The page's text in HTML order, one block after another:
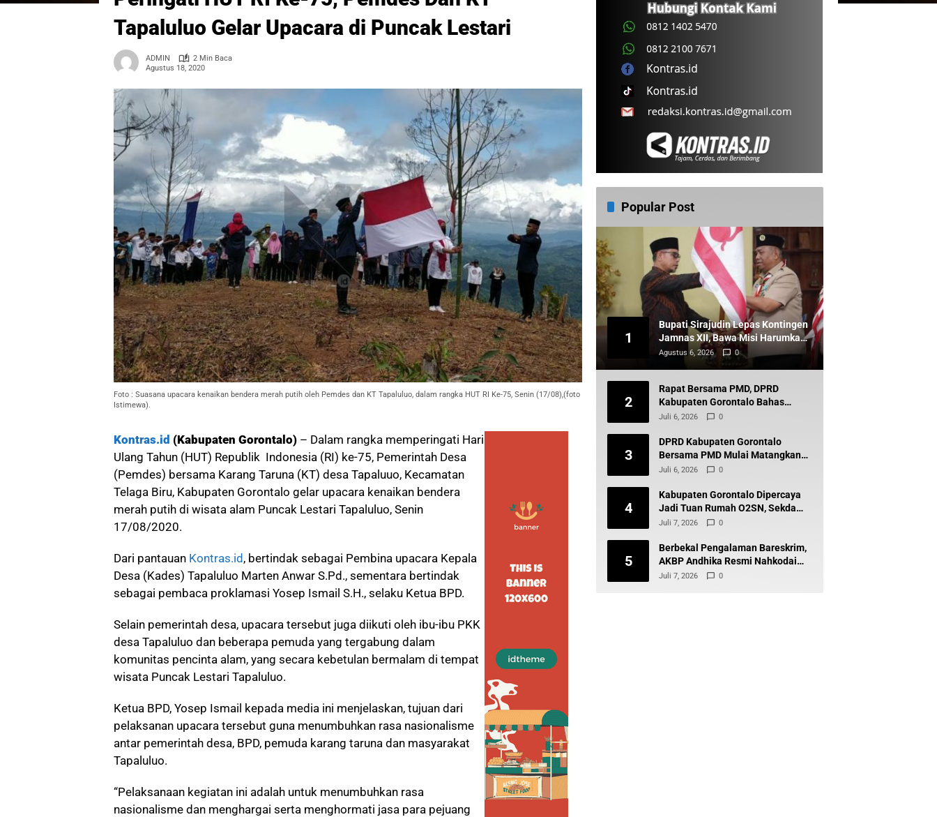
Tapaluluo Gelar Upacara di Puncak Lestari
ADMIN
2 Min Baca
Agustus 18, 2020
Foto : Suasana upacara kenaikan bendera merah putih oleh Pemdes dan KT Tapaluluo, dalam rangka HUT RI Ke-75, Senin (17/08),(foto
Istimewa).
Kontras.id (Kabupaten Gorontalo) – Dalam rangka memperingati Hari
Ulang Tahun (HUT) Republik Indonesia (RI) ke-75, Pemerintah Desa
(Pemdes) bersama Karang Taruna (KT) desa Tapaluuo, Kecamatan
Telaga Biru, Kabupaten Gorontalo gelar upacara kenaikan bendera
merah putih di wisata alam Puncak Lestari Tapaluluo, Senin
17/08/2020.
Dari pantauan Kontras.id, bertindak sebagai Pembina upacara Kepala
Desa (Kades) Tapaluluo Marten Anwar S.Pd., sementara bertindak
sebagai pembaca proklamasi Yosep Ismail S.H., selaku Ketua BPD.
Selain pemerintah desa, upacara tersebut juga diikuti oleh ibu-ibu PKK
desa Tapaluluo dan beberapa pemuda yang tergabung dalam
komunitas pencinta alam, yang secara kebetulan bermalam di tempat
wisata Puncak Lestari Tapaluluo.
Ketua BPD, Yosep Ismail kepada media ini menjelaskan, tujuan dari
pelaksanan upacara tersebut guna menumbuhkan rasa nasionalisme
antar pemerintah desa, BPD, pemuda karang taruna dan masyarakat
Tapaluluo.
“Pelaksanaan kegiatan ini adalah untuk menumbuhkan rasa
nasionalisme dan menghargai serta menghormati jasa para pejuang
Popular Post
1
Bupati Sirajudin Lepas Kontingen
Jamnas XII, Bawa Misi Harumkan
Boltara di Nasional
Agustus 6, 2026 0
2
Rapat Bersama PMD, DPRD
Kabupaten Gorontalo Bahas
Program Strategis Perkuat
Juli 6, 2026 0
3
DPRD Kabupaten Gorontalo
Bersama PMD Mulai Matangkan
Pilkades 2027, Perda Jadi Sorotan
Juli 6, 2026 0
4
Kabupaten Gorontalo Dipercaya
Jadi Tuan Rumah O2SN, Sekda
Optimistis Raih Juara Umum
Juli 7, 2026 0
5
Berbekal Pengalaman Bareskrim,
AKBP Andhika Resmi Nahkodai
Polres Boltara
Juli 7, 2026 0